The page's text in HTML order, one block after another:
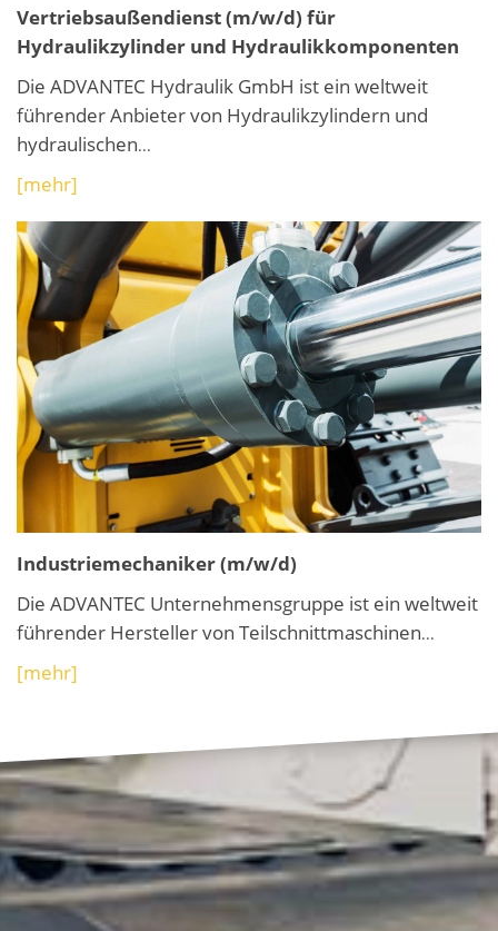
Vertriebs­außendienst (m/w/d) für
Hydraulikzylinder und Hydraulik­komponenten
Die ADVANTEC Hydraulik GmbH ist ein weltweit
führender Anbieter von Hydraulik­zylindern und
hydraulischen...
[mehr]
Industrie­mechaniker (m/w/d)
Die ADVANTEC Unternehmens­gruppe ist ein weltweit
führender Hersteller von Teilschnitt­maschinen...
[mehr]